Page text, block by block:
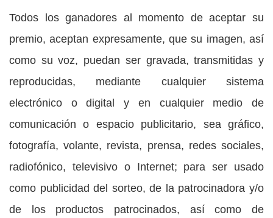
Todos los ganadores al momento de aceptar su
premio, aceptan expresamente, que su imagen, así
como su voz, puedan ser gravada, transmitidas y
reproducidas, mediante cualquier sistema
electrónico o digital y en cualquier medio de
comunicación o espacio publicitario, sea gráfico,
fotografía, volante, revista, prensa, redes sociales,
radiofónico, televisivo o Internet; para ser usado
como publicidad del sorteo, de la patrocinadora y/o
de los productos patrocinados, así como de